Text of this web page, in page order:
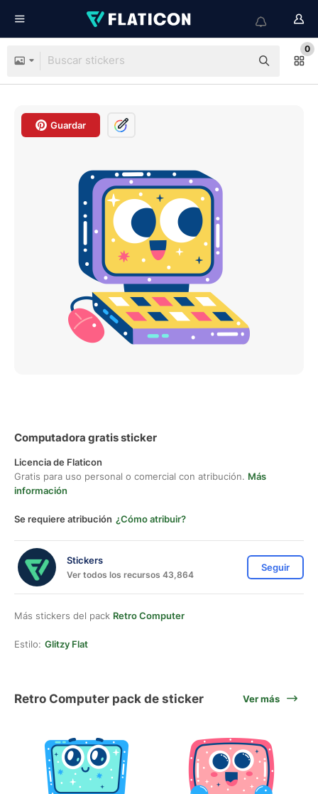
0
Guardar
Computadora gratis sticker
Licencia de Flaticon
Gratis para uso personal o comercial con atribución. Más
información
Se requiere atribución ¿Cómo atribuir?
Stickers
Ver todos los recursos 43,864
Seguir
Más stickers del pack Retro Computer
Estilo: Glitzy Flat
Retro Computer pack de sticker Ver más